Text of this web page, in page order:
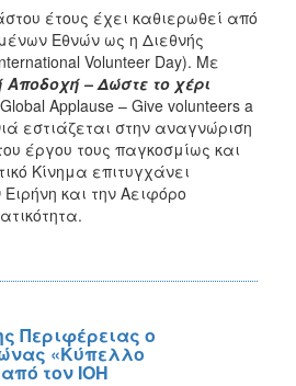
έτους έχει καθιερωθεί από
Εθνών ως η Διεθνής
Volunteer Day). Με
Αποδοχή – Δώστε το χέρι
Applause – Give volunteers a
εστιάζεται στην αναγνώριση
έργου τους παγκοσμίως και
Κίνημα επιτυγχάνει
και την Αειφόρο
Περιφέρειας ο
«Κύπελλο
τον ΙΟΗ